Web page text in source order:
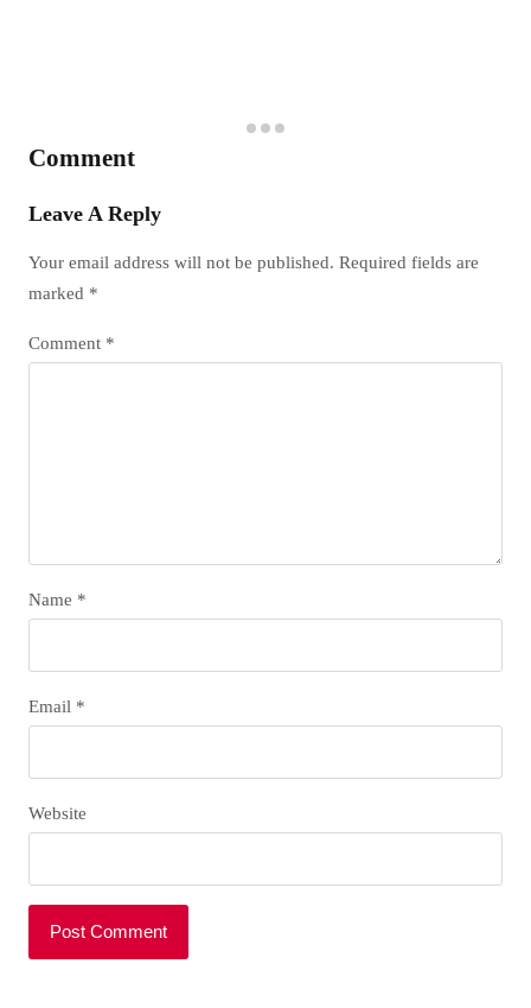
Comment
Leave A Reply
Your email address will not be published. Required fields are
marked *
Comment *
Name *
Email *
Website